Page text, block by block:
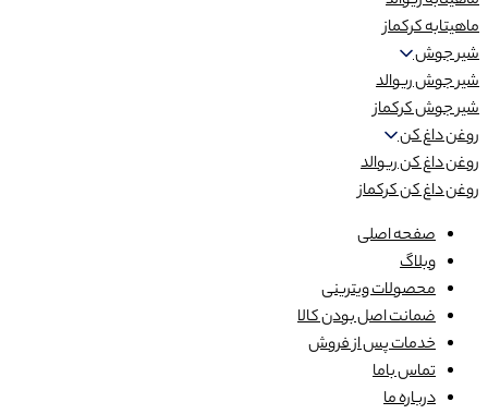
ماهیتابه کرکماز
شیر جوش
شیر جوش ریوالد
شیر جوش کرکماز
روغن داغ کن
روغن داغ کن ریوالد
روغن داغ کن کرکماز
صفحه اصلی
وبلاگ
محصولات ویترینی
ضمانت اصل بودن کالا
خدمات پس از فروش
تماس باما
درباره ما